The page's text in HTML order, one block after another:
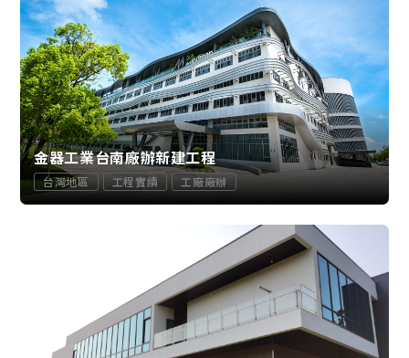
金器工業台南廠辦新建工程
台灣地區 工程實績 工廠廠辦